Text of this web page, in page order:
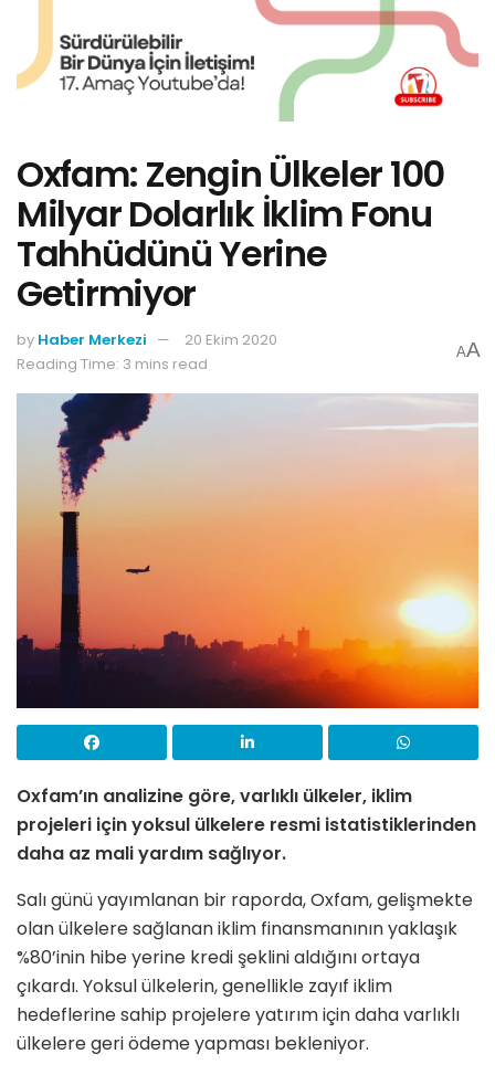
Oxfam: Zengin Ülkeler 100
Milyar Dolarlık İklim Fonu
Tahhüdünü Yerine
Getirmiyor
by Haber Merkezi
20 Ekim 2020
Reading Time: 3 mins read
AA
Oxfam’ın analizine göre, varlıklı ülkeler, iklim
projeleri için yoksul ülkelere resmi istatistiklerinden
daha az mali yardım sağlıyor.
Salı günü yayımlanan bir raporda, Oxfam, gelişmekte
olan ülkelere sağlanan iklim finansmanının yaklaşık
%80’inin hibe yerine kredi şeklini aldığını ortaya
çıkardı. Yoksul ülkelerin, genellikle zayıf iklim
hedeflerine sahip projelere yatırım için daha varlıklı
ülkelere geri ödeme yapması bekleniyor.